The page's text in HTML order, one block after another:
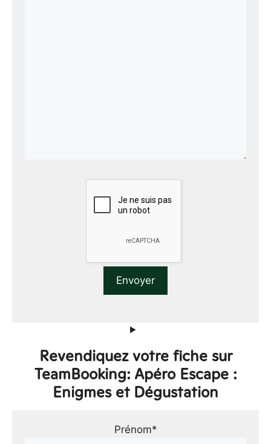
Revendiquez votre fiche sur
TeamBooking: Apéro Escape :
Enigmes et Dégustation
Prénom*